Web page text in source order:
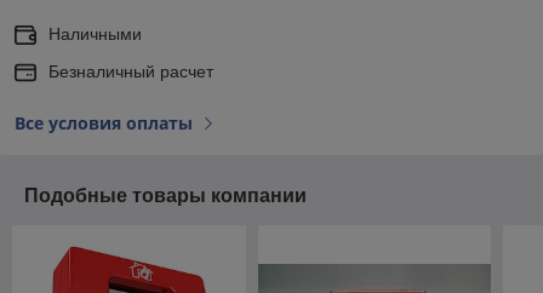
Наличными
Безналичный расчет
Все условия оплаты
Подобные товары компании